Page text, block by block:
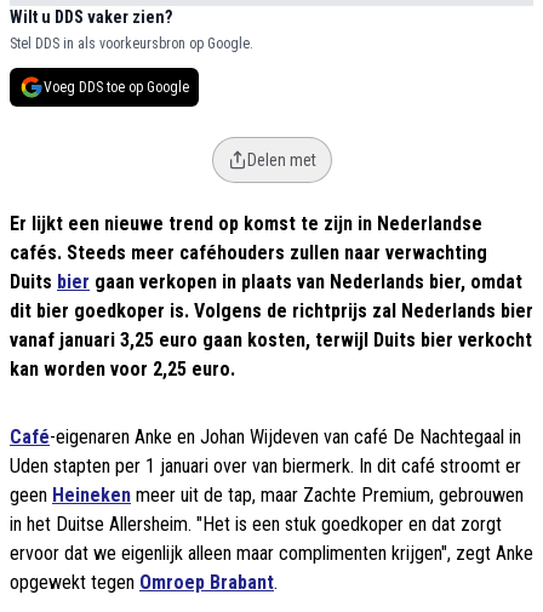
Wilt u DDS vaker zien?
Stel DDS in als voorkeursbron op Google.
Voeg DDS toe op Google
Delen met
Er lijkt een nieuwe trend op komst te zijn in Nederlandse
cafés. Steeds meer caféhouders zullen naar verwachting
Duits bier gaan verkopen in plaats van Nederlands bier, omdat
dit bier goedkoper is. Volgens de richtprijs zal Nederlands bier
vanaf januari 3,25 euro gaan kosten, terwijl Duits bier verkocht
kan worden voor 2,25 euro.
Café-eigenaren Anke en Johan Wijdeven van café De Nachtegaal in
Uden stapten per 1 januari over van biermerk. In dit café stroomt er
geen Heineken meer uit de tap, maar Zachte Premium, gebrouwen
in het Duitse Allersheim. "Het is een stuk goedkoper en dat zorgt
ervoor dat we eigenlijk alleen maar complimenten krijgen", zegt Anke
opgewekt tegen Omroep Brabant.